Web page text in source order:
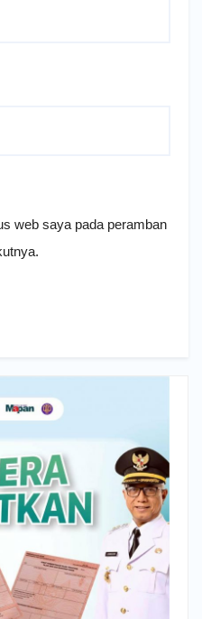
web saya pada peramban